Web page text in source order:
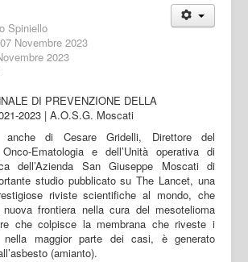
Spiniello
Novembre 2023
2023
di Cesare Gridelli, Direttore del
Ematologia e dell’Unità operativa di
dell’Azienda San Giuseppe Moscati di
studio pubblicato su The Lancet, una
riviste scientifiche al mondo, che
nuova frontiera nella cura del mesotelioma
che colpisce la membrana che riveste i
maggior parte dei casi, è generato
(amianto).